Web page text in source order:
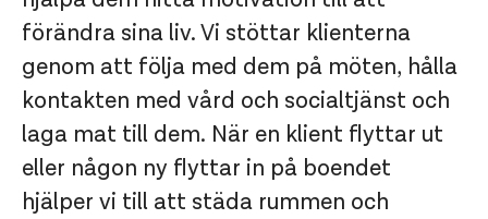
förändra sina liv. Vi stöttar klienterna
genom att följa med dem på möten, hålla
kontakten med vård och socialtjänst och
laga mat till dem. När en klient flyttar ut
eller någon ny flyttar in på boendet
hjälper vi till att städa rummen och